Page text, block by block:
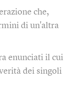
che,
di un'altra
enunciati il cui
dei singoli